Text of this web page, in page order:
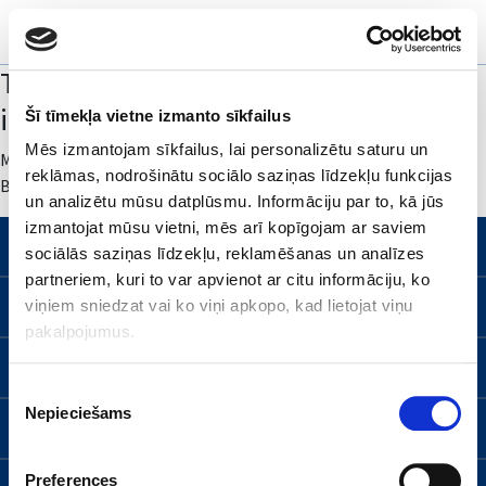
Šī tīmekļa vietne izmanto sīkfailus
Mēs izmantojam sīkfailus, lai personalizētu saturu un
reklāmas, nodrošinātu sociālo saziņas līdzekļu funkcijas
un analizētu mūsu datplūsmu. Informāciju par to, kā jūs
izmantojat mūsu vietni, mēs arī kopīgojam ar saviem
sociālās saziņas līdzekļu, reklamēšanas un analīzes
partneriem, kuri to var apvienot ar citu informāciju, ko
viņiem sniedzat vai ko viņi apkopo, kad lietojat viņu
pakalpojumus.
izvēle
Nepieciešams
Preferences
Treatment challenges of vaginal
infections during pregnancy
May 14, 2021
By
gradmin
PAR MUMS
Kontakti
Darbības jomas
VADOŠĀS JOMAS
Biotehnoloģijas
Sirds un asinsvadu sistēmas slimības
SPECIĀLISTIEM